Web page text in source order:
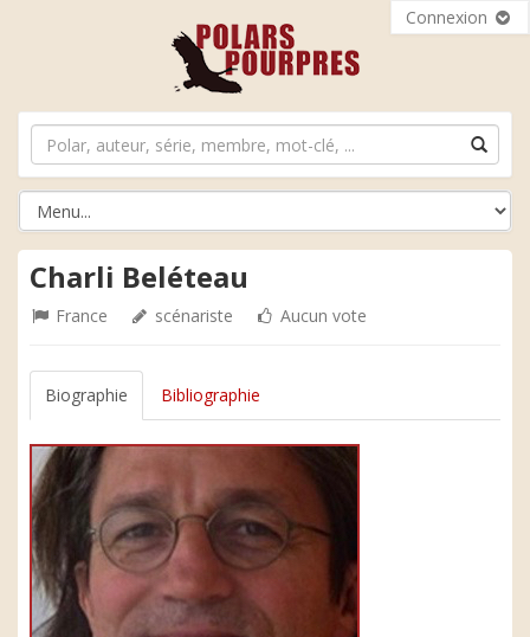
Connexion
Charli Beléteau
France scénariste Aucun vote
Biographie Bibliographie